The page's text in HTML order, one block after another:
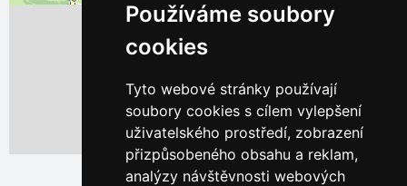
Používáme soubory
cookies
Tyto webové stránky používají
soubory cookies s cílem vylepšení
uživatelského prostředí, zobrazení
přizpůsobeného obsahu a reklam,
analýzy návštěvnosti webových
Leaflet | © OpenStreetMap